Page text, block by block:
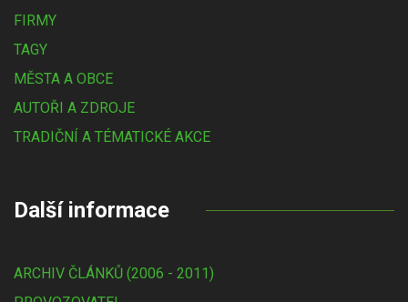
FIRMY
TAGY
MĚSTA A OBCE
AUTOŘI A ZDROJE
TRADIČNÍ A TÉMATICKÉ AKCE
Další informace
ARCHIV ČLÁNKŮ (2006 - 2011)